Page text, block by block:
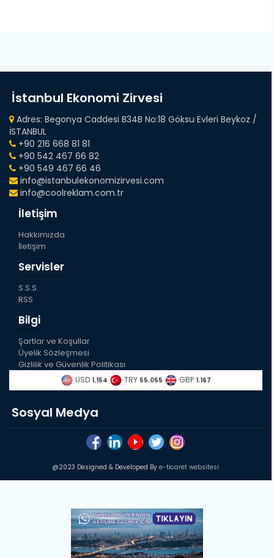
İstanbul Ekonomi Zirvesi
Adres: Begonya Caddesi B34B No:18 Göksu Evleri Beykoz /
İSTANBUL
+90 216 668 81 81
+90 542 467 66 82
+90 549 467 66 46
info@istanbulekonomizirvesi.com
info@coolreklam.com.tr
İletişim
Hakkımızda
İletişim
Servisler
S.S.S.
RSS
Bilgi
Şartlar ve Koşullar
Üyelik Sözleşmesi
Gizlilik ve Güvenlik Politikası
USD 1.154 TRY 55.055 GBP 1.167
Sosyal Medya
@2023 Designed & Developed Bye-ticaret websitesi